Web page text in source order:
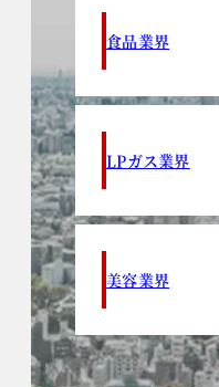
食品業界
LPガス業界
美容業界